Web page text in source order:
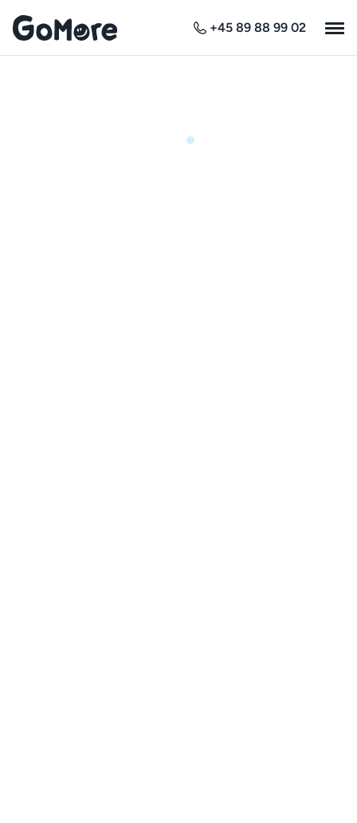
+45 89 88 99 02